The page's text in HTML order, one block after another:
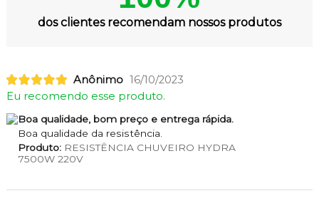
dos clientes recomendam nossos produtos
Anônimo 16/10/2023
Eu recomendo esse produto.
Boa qualidade, bom preço e entrega rápida.
Boa qualidade da resistência.
Produto:RESISTÊNCIA CHUVEIRO HYDRA
7500W 220V